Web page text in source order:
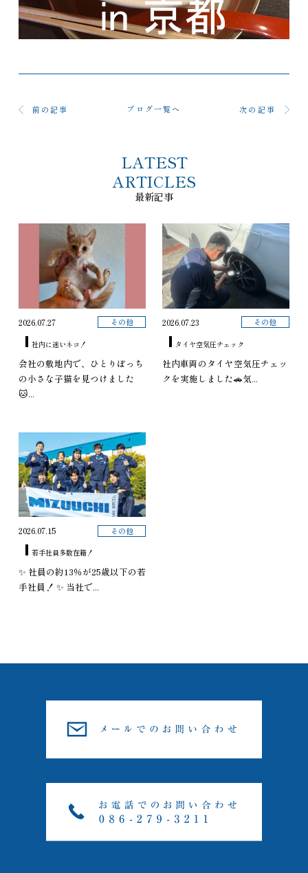
前の記事 ブログ一覧へ 次の記事
LATEST
ARTICLES
最新記事
2026.07.27 その他
社内に迷いネコ！
会社の敷地内で、ひとりぼっち
の小さな子猫を見つけました
🐱...
2026.07.23 その他
タイヤ空気圧チェック
社内車両のタイヤ空気圧チェッ
クを実施しました🚗気...
2026.07.15 その他
若手社員多数在籍！
✨ 社員の約13％が25歳以下の若
手社員！ ✨ 当社で...